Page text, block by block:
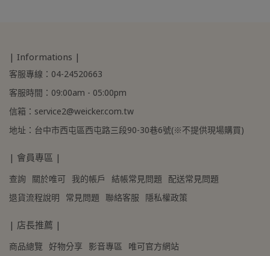
| Informations |
客服專線：04-24520663
客服時間：09:00am - 05:00pm
信箱：service2@weicker.com.tw
地址：台中市西屯區西屯路三段90-30巷6號(※不提供現場購買)
| 會員專區 |
查詢 關於唯可 我的帳戶 結帳常見問題 配送常見問題
退貨流程說明 常見問題 聯絡客服 隱私權政策
| 店長推薦 |
商品總覽 好物分享 影音專區 唯可官方網站